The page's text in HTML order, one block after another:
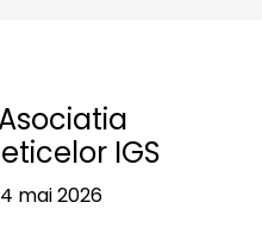
IGS
mai 2026